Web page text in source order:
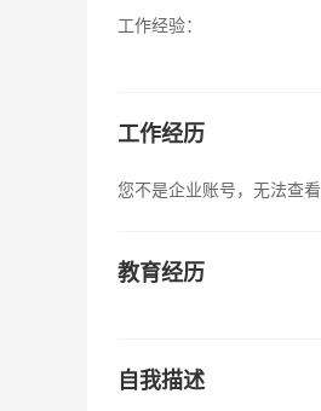
工作经验：
工作经历
您不是企业账号，无法查看
教育经历
自我描述